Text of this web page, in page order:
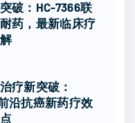
破：HC-7366联
药，最新临床疗
疗新突破：
沿抗癌新药疗效